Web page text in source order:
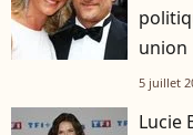
union
5 juillet
Lucie